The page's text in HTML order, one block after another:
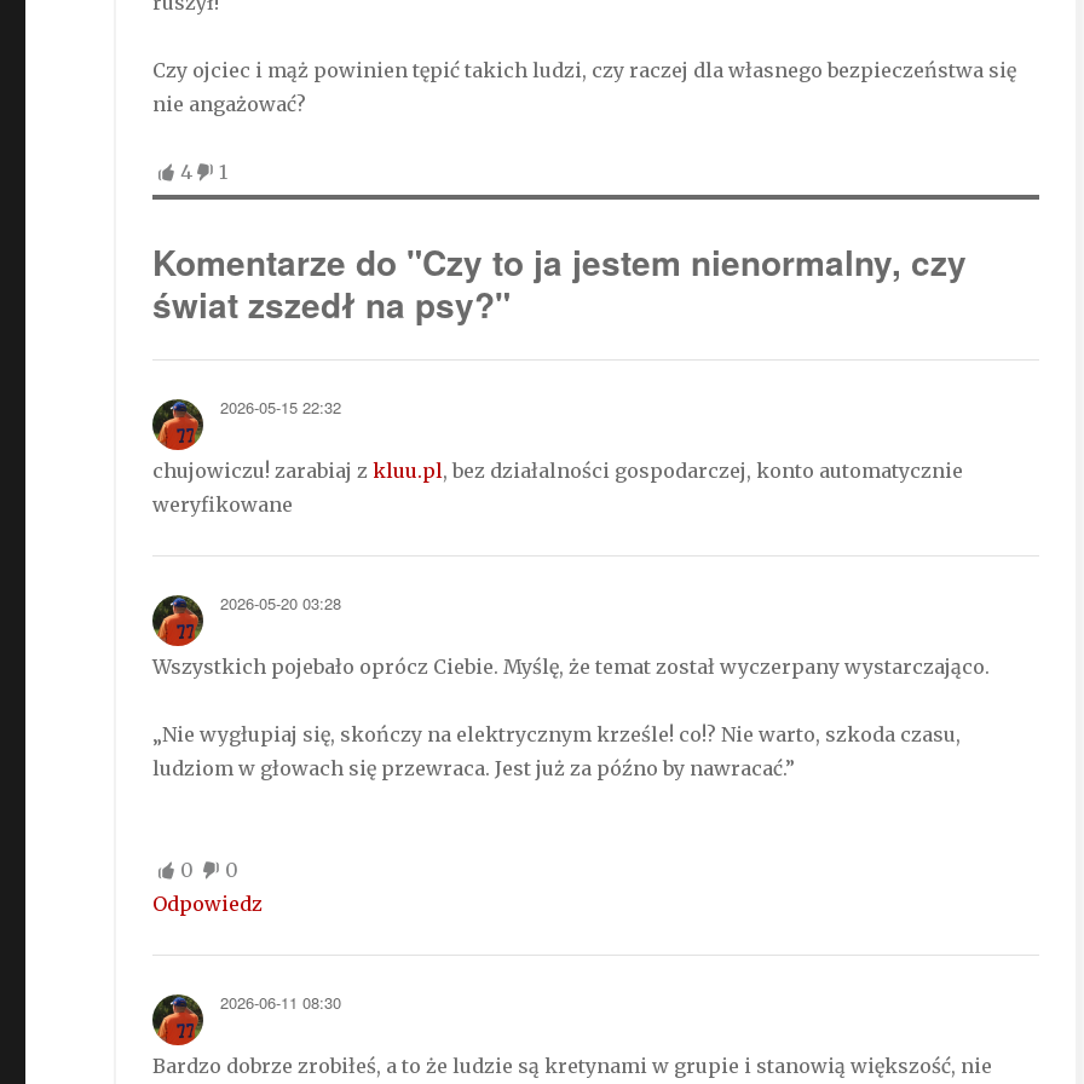
Czy ojciec i mąż powinien tępić takich ludzi, czy raczej dla własnego bezpieczeństwa się
nie angażować?
4 1
Komentarze do "Czy to ja jestem nienormalny, czy
świat zszedł na psy?"
2026-05-15 22:32
chujowiczu! zarabiaj zkluu.pl, bez działalności gospodarczej, konto automatycznie
weryfikowane
2026-05-20 03:28
Wszystkich pojebało oprócz Ciebie. Myślę, że temat został wyczerpany wystarczająco.
„Nie wygłupiaj się, skończy na elektrycznym krześle! co!? Nie warto, szkoda czasu,
ludziom w głowach się przewraca. Jest już za późno by nawracać.”
0
0
Odpowiedz
2026-06-11 08:30
Bardzo dobrze zrobiłeś, a to że ludzie są kretynami w grupie i stanowią większość, nie